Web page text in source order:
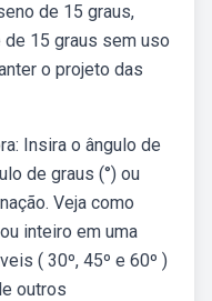
de 15 graus,
15 graus sem uso
o projeto das
Insira o ângulo de
de graus (°) ou
Veja como
inteiro em uma
( 30º, 45º e 60º )
outros